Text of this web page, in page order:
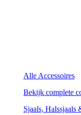
Alle Accessoires
Bekijk complete
Sjaals, Halssjaals